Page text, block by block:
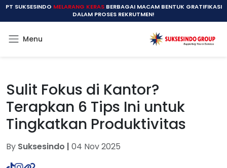
PT SUKSESINDO MELARANG KERASBERBAGAI MACAM BENTUK GRATIFIKASI
DALAM PROSES REKRUTMEN!
Menu
Sulit Fokus di Kantor?
Terapkan 6 Tips Ini untuk
Tingkatkan Produktivitas
By Suksesindo | 04 Nov 2025